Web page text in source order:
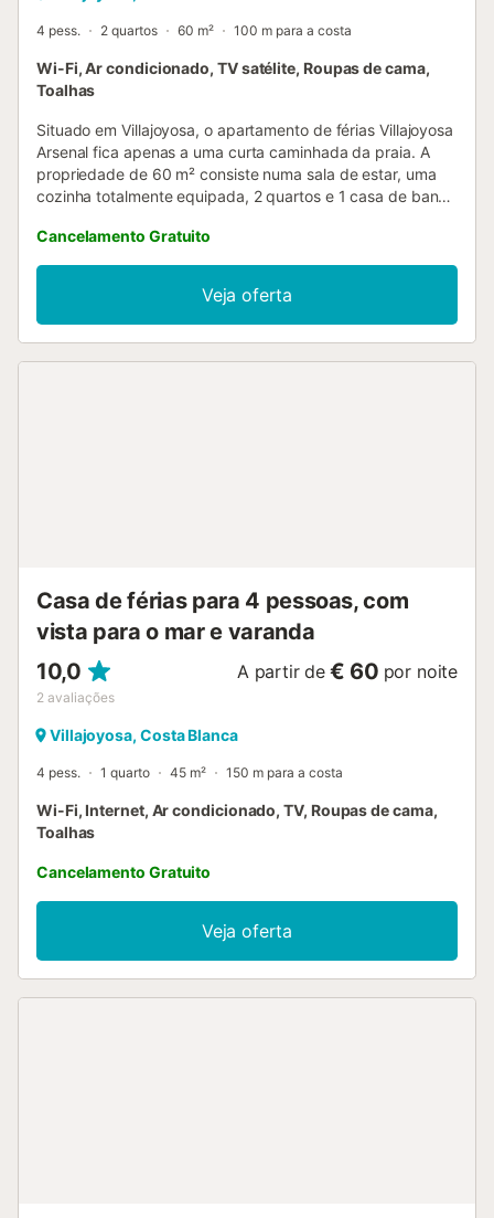
4 pess. 2 quartos 60 m² 100 m para a costa
Wi-Fi, Ar condicionado, TV satélite, Roupas de cama,
Toalhas
Situado em Villajoyosa, o apartamento de férias Villajoyosa
Arsenal fica apenas a uma curta caminhada da praia. A
propriedade de 60 m² consiste numa sala de estar, uma
cozinha totalmente equipada, 2 quartos e 1 casa de banho
comodidades incluem Wi-Fi de alta velocidade (adequado
para chamadas de vídeo), ar condicionado, bem como
uma máquina de lavar roupa. O apartamento de férias
também oferece uma varanda privada onde se pode
relaxar à noite. As ligações de transportes públicos estão
Cancelamento Gratuito
Veja oferta
Casa de férias para 4 pessoas, com
vista para o mar e varanda
10,0
2 avaliações
A partir de € 60 por noite
Villajoyosa, Costa Blanca
4 pess. 1 quarto 45 m² 150 m para a costa
Wi-Fi, Internet, Ar condicionado, TV, Roupas de cama,
Toalhas
Cancelamento Gratuito
Veja oferta